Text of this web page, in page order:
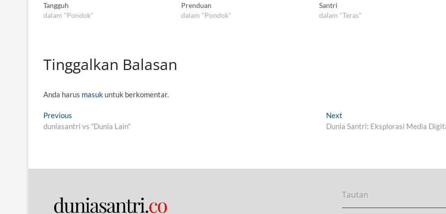
Tangguh
dalam "Pondok"
Prenduan
dalam "Pondok"
Santri
dalam "Teras"
Tinggalkan Balasan
Anda harus masuk untuk berkomentar.
N
a
i
Previous
r
o
p
duniasantri vs “Dunia Lain”
Next
e
o
t
Dunia Santri: Eksplorasi Media
Tautan